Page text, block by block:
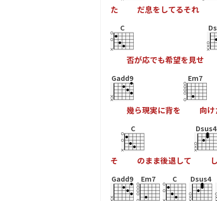
た だ息をしてるそれ
C
否が応でも希望を見せ
Gadd9
幾ら現実に背を
Em7
向け
そ
C
のまま後退して
Dsus4
Gadd9 Em7 C Dsus4